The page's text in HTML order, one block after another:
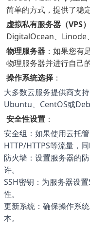
简单的方式，提供了稳
虚拟私有服务器（VPS）
DigitalOcean、Linode
物理服务器 ：如果您有
物理服务器并进行自己的
操作系统选择 ：
大多数云服务提供商支
Ubuntu、CentOS或
安全性设置 ：
安全组：如果使用云托
HTTP/HTTPS等流量，
防火墙：设置服务器的
许。
SSH密钥：为服务器设
性。
更新系统：确保操作系
本。